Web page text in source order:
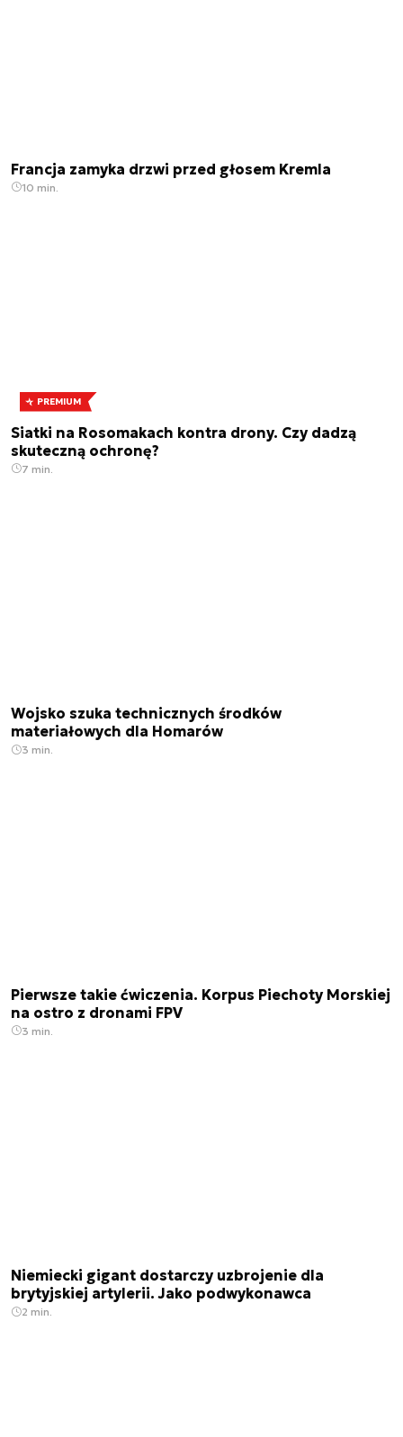
Francja zamyka drzwi przed głosem Kremla
10 min.
PREMIUM
Siatki na Rosomakach kontra drony. Czy dadzą
skuteczną ochronę?
7 min.
Wojsko szuka technicznych środków
materiałowych dla Homarów
3 min.
Pierwsze takie ćwiczenia. Korpus Piechoty Morskiej
na ostro z dronami FPV
3 min.
Niemiecki gigant dostarczy uzbrojenie dla
brytyjskiej artylerii. Jako podwykonawca
2 min.